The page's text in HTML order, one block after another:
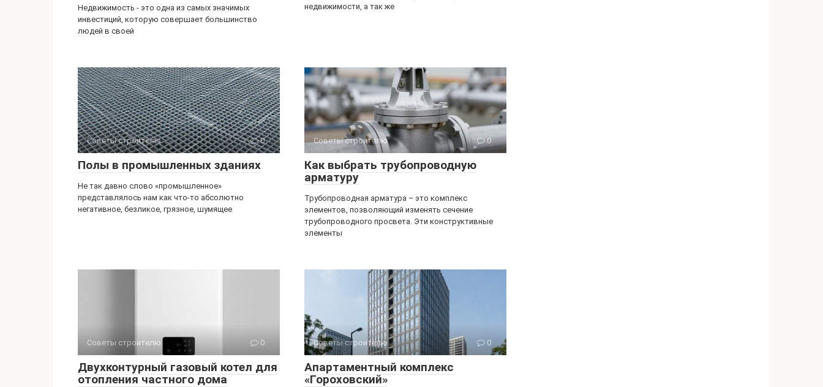
Недвижимость - это одна из самых значимых
инвестиций, которую совершает большинство
людей в своей
недвижимости, а так же
Советы строителю 0
Полы в промышленных зданиях
Не так давно слово «промышленное»
представлялось нам как что-то абсолютно
негативное, безликое, грязное, шумящее
Советы строителю 0
Как выбрать трубопроводную
арматуру
Трубопроводная арматура – это комплекс
элементов, позволяющий изменять сечение
трубопроводного просвета. Эти конструктивные
элементы
Советы строителю 0
Двухконтурный газовый котел для
отопления частного дома
Советы строителю 0
Апартаментный комплекс
«Гороховский»